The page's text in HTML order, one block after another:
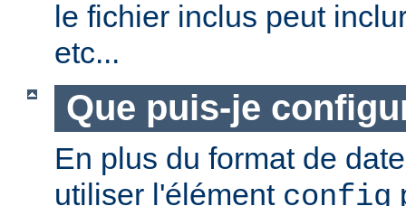
le fichier inclus peut
etc...
Que puis-je
En plus du format de
utiliser l'élément config